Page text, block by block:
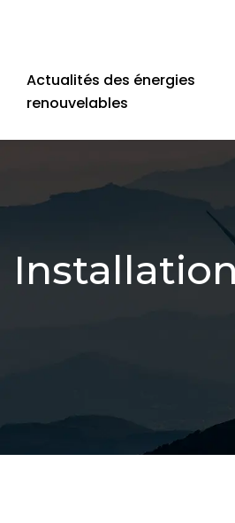
Actualités des énergies
renouvelables